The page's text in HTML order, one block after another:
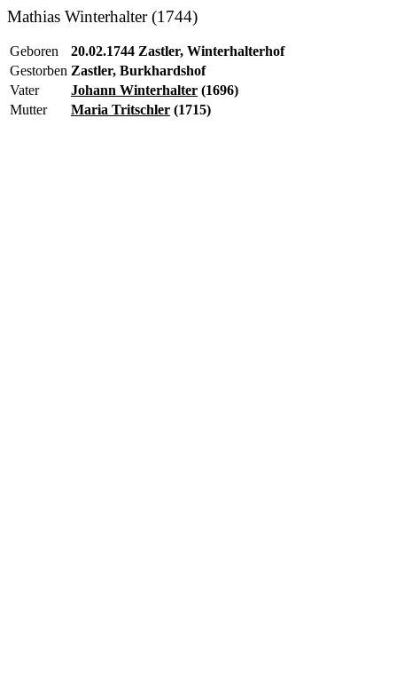
Mathias Winterhalter (1744)
Geboren
20.02.1744 Zastler, Winterhalterhof
Gestorben Zastler, Burkhardshof
Vater
Johann Winterhalter (1696)
Mutter
Maria Tritschler (1715)